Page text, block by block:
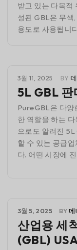
받고 있는 다목적
성된 GBL은 무색
용도로 사용됩니
3월 11, 2025 BY
5L GBL 판
PureGBL은 다양
한 역할을 하는
으로도 알려진
할 수 있는 공급
다. 어떤 시장에
3월 5, 2025 BY데
산업용 세
(GBL)